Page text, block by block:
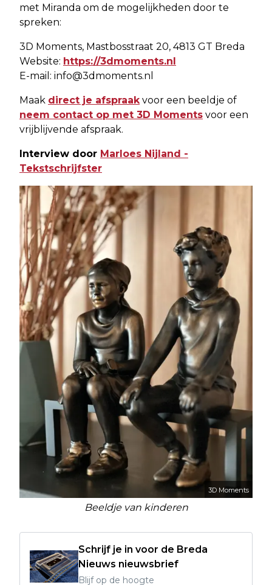
met Miranda om de mogelijkheden door te
spreken:
3D Moments, Mastbosstraat 20, 4813 GT Breda
Website: https://3dmoments.nl
E-mail: info@3dmoments.nl
Maak direct je afspraakvoor een beeldje of
neem contact op met 3D Moments voor een
vrijblijvende afspraak.
Interview door Marloes Nijland -
Tekstschrijfster
3D Moments
Beeldje van kinderen
Schrijf je in voor de Breda
Nieuws nieuwsbrief
Blijf op de hoogte